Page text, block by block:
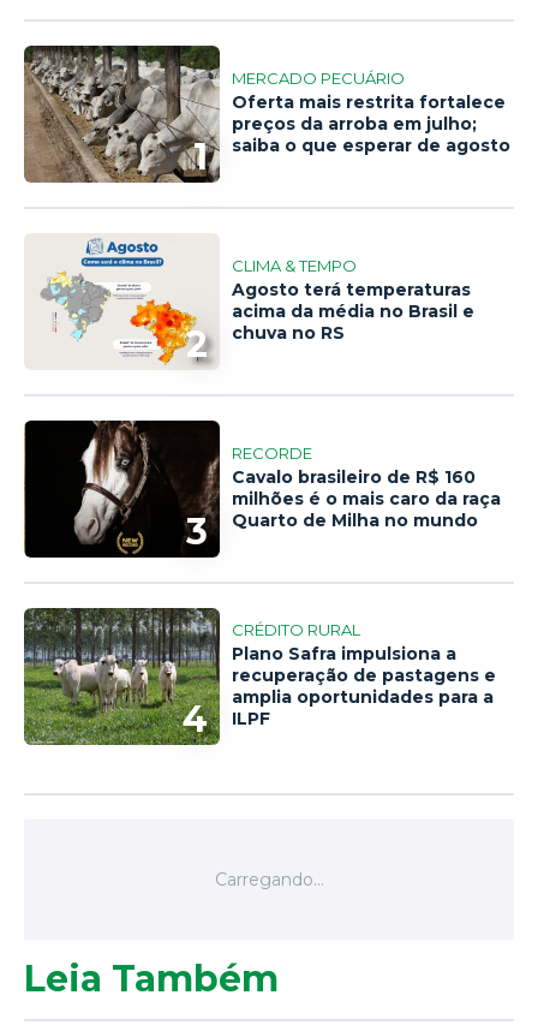
1
MERCADO PECUÁRIO
Oferta mais restrita fortalece
preços da arroba em julho;
saiba o que esperar de agosto
2
CLIMA & TEMPO
Agosto terá temperaturas
acima da média no Brasil e
chuva no RS
3
RECORDE
Cavalo brasileiro de R$ 160
milhões é o mais caro da raça
Quarto de Milha no mundo
4
CRÉDITO RURAL
Plano Safra impulsiona a
recuperação de pastagens e
amplia oportunidades para a
ILPF
Leia Também